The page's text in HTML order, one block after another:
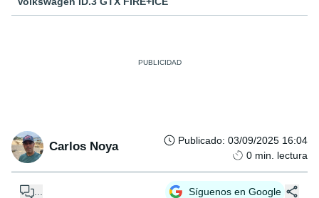
Carlos Noya Publicado: 03/09/2025 16:04
0 min. lectura
Síguenos en Google